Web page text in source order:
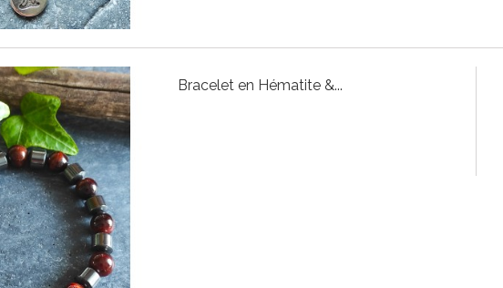
Bracelet en Hématite &...